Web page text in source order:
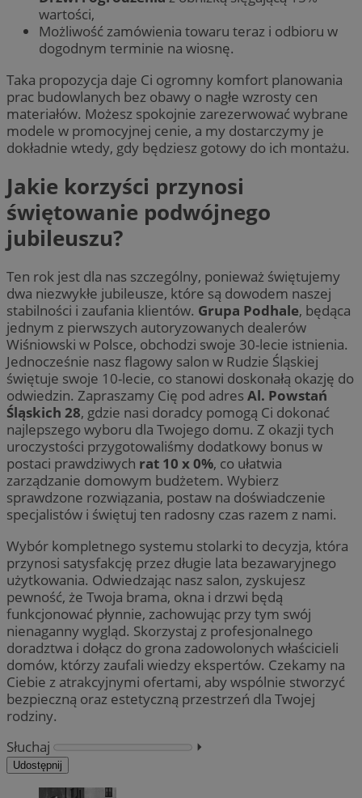
wartości,
Możliwość zamówienia towaru teraz i odbioru w
dogodnym terminie na wiosnę.
Taka propozycja daje Ci ogromny komfort planowania
prac budowlanych bez obawy o nagłe wzrosty cen
materiałów. Możesz spokojnie zarezerwować wybrane
modele w promocyjnej cenie, a my dostarczymy je
dokładnie wtedy, gdy będziesz gotowy do ich montażu.
Jakie korzyści przynosi
świętowanie podwójnego
jubileuszu?
Ten rok jest dla nas szczególny, ponieważ świętujemy
dwa niezwykłe jubileusze, które są dowodem naszej
stabilności i zaufania klientów. Grupa Podhale, będąca
jednym z pierwszych autoryzowanych dealerów
Wiśniowski w Polsce, obchodzi swoje 30-lecie istnienia.
Jednocześnie nasz flagowy salon w Rudzie Śląskiej
świętuje swoje 10-lecie, co stanowi doskonałą okazję do
odwiedzin. Zapraszamy Cię pod adresAl. Powstań
Śląskich 28, gdzie nasi doradcy pomogą Ci dokonać
najlepszego wyboru dla Twojego domu. Z okazji tych
uroczystości przygotowaliśmy dodatkowy bonus w
postaci prawdziwych rat 10 x 0%, co ułatwia
zarządzanie domowym budżetem. Wybierz
sprawdzone rozwiązania, postaw na doświadczenie
specjalistów i świętuj ten radosny czas razem z nami.
Wybór kompletnego systemu stolarki to decyzja, która
przynosi satysfakcję przez długie lata bezawaryjnego
użytkowania. Odwiedzając nasz salon, zyskujesz
pewność, że Twoja brama, okna i drzwi będą
funkcjonować płynnie, zachowując przy tym swój
nienaganny wygląd. Skorzystaj z profesjonalnego
doradztwa i dołącz do grona zadowolonych właścicieli
domów, którzy zaufali wiedzy ekspertów. Czekamy na
Ciebie z atrakcyjnymi ofertami, aby wspólnie stworzyć
bezpieczną oraz estetyczną przestrzeń dla Twojej
rodziny.
Słuchaj
⏵︎
Udostępnij